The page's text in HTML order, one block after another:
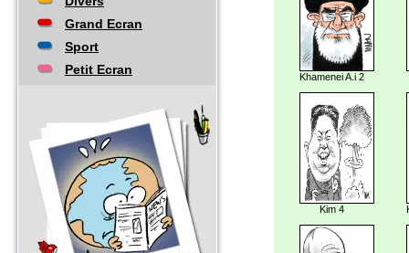
Grand Ecran
Sport
Petit Ecran
Khamenei A.i 2
Kim 4